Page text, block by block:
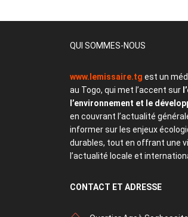
QUI SOMMES-NOUS
www.lemissaire.tg est un
au Togo, qui met l’accent sur
l’environnement et le
en couvrant l’actualité
informer sur les enjeux
durables, tout en offrant une
l’actualité locale et
CONTACT ET ADRESSE